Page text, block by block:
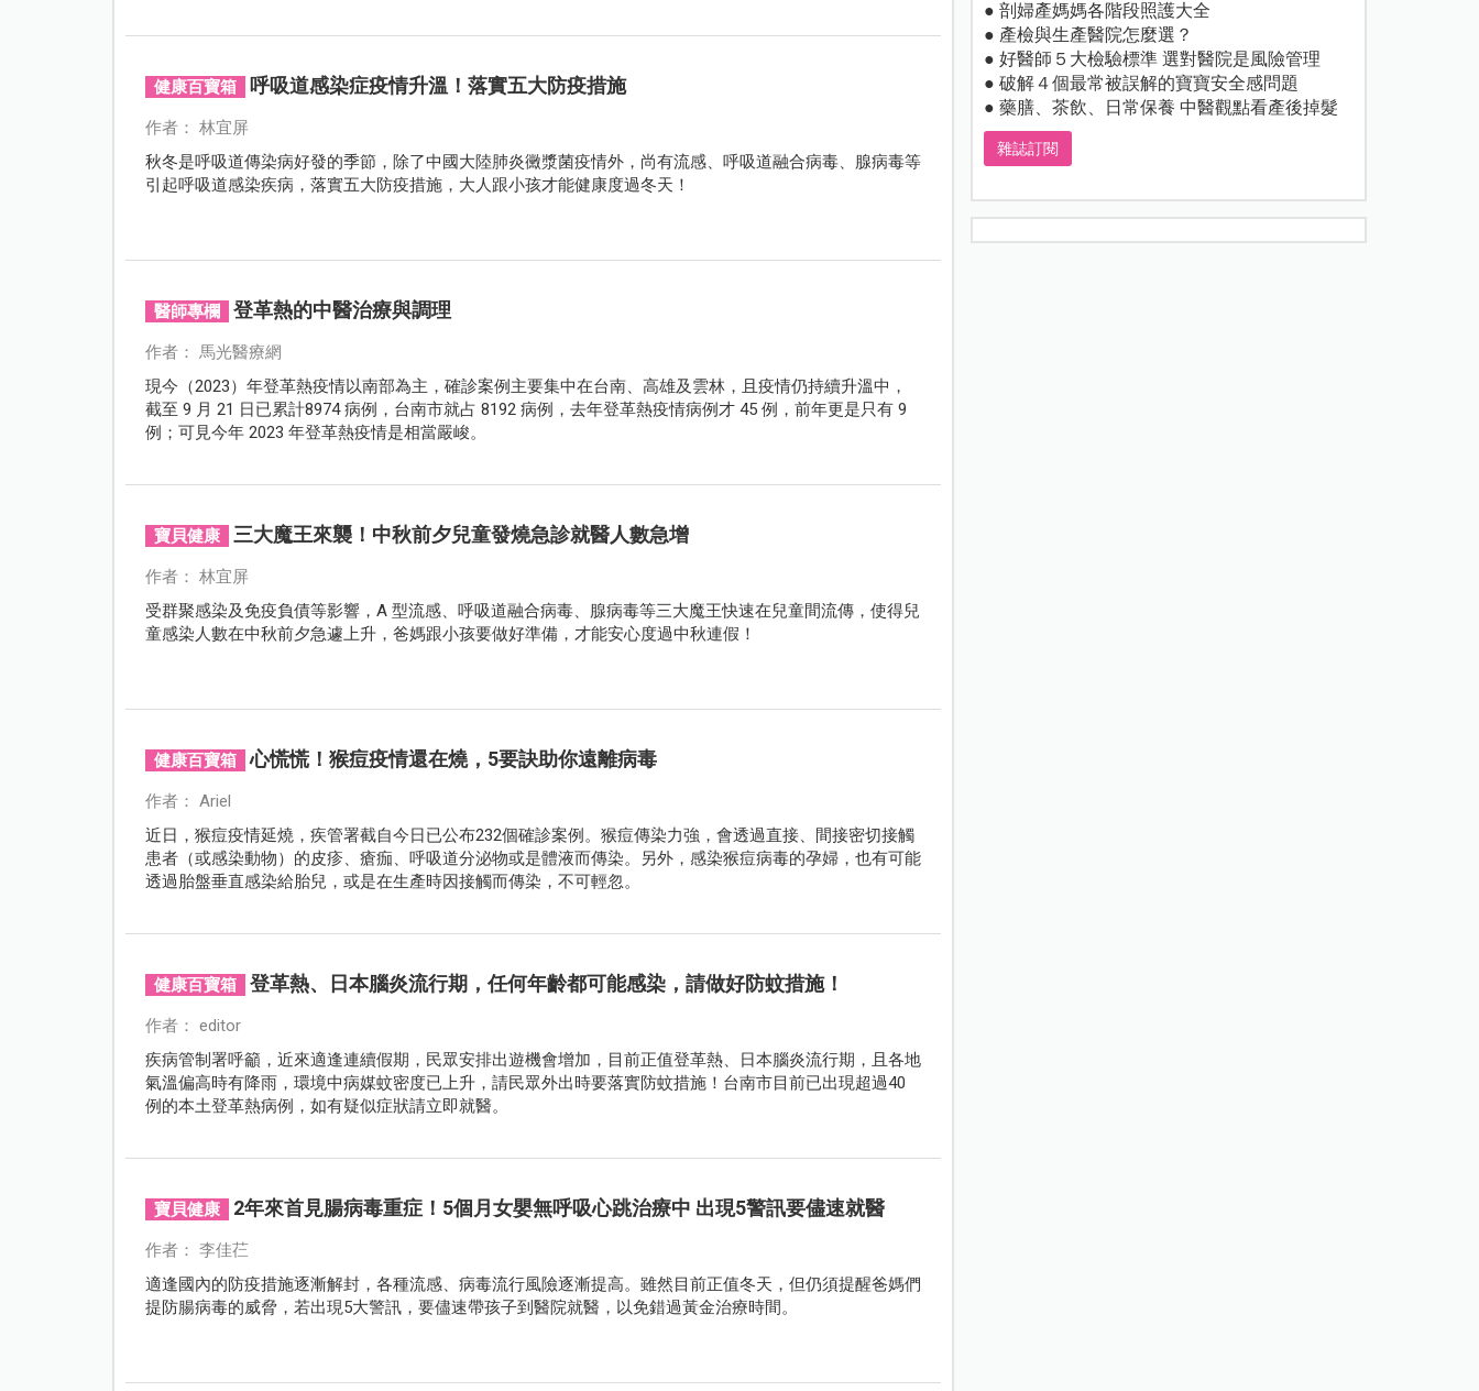
健康百寶箱 呼吸道感染症疫情升溫！落實五大防疫措施
作者： 林宜屏
秋冬是呼吸道傳染病好發的季節，除了中國大陸肺炎黴漿菌疫情外，尚有流感、呼吸道融合病毒、腺病毒等
引起呼吸道感染疾病，落實五大防疫措施，大人跟小孩才能健康度過冬天！
醫師專欄 登革熱的中醫治療與調理
作者： 馬光醫療網
現今（2023）年登革熱疫情以南部為主，確診案例主要集中在台南、高雄及雲林，且疫情仍持續升溫中，
截至 9 月 21 日已累計8974 病例，台南市就占 8192 病例，去年登革熱疫情病例才 45 例，前年更是只有 9
例；可見今年 2023 年登革熱疫情是相當嚴峻。
寶貝健康 三大魔王來襲！中秋前夕兒童發燒急診就醫人數急增
作者： 林宜屏
受群聚感染及免疫負債等影響，A 型流感、呼吸道融合病毒、腺病毒等三大魔王快速在兒童間流傳，使得兒
童感染人數在中秋前夕急遽上升，爸媽跟小孩要做好準備，才能安心度過中秋連假！
健康百寶箱 心慌慌！猴痘疫情還在燒，5要訣助你遠離病毒
作者： Ariel
近日，猴痘疫情延燒，疾管署截自今日已公布232個確診案例。猴痘傳染力強，會透過直接、間接密切接觸
患者（或感染動物）的皮疹、瘡痂、呼吸道分泌物或是體液而傳染。另外，感染猴痘病毒的孕婦，也有可能
透過胎盤垂直感染給胎兒，或是在生產時因接觸而傳染，不可輕忽。
健康百寶箱 登革熱、日本腦炎流行期，任何年齡都可能感染，請做好防蚊措施！
作者： editor
疾病管制署呼籲，近來適逢連續假期，民眾安排出遊機會增加，目前正值登革熱、日本腦炎流行期，且各地
氣溫偏高時有降雨，環境中病媒蚊密度已上升，請民眾外出時要落實防蚊措施！台南市目前已出現超過40
例的本土登革熱病例，如有疑似症狀請立即就醫。
寶貝健康 2年來首見腸病毒重症！5個月女嬰無呼吸心跳治療中 出現5警訊要儘速就醫
作者： 李佳芢
適逢國內的防疫措施逐漸解封，各種流感、病毒流行風險逐漸提高。雖然目前正值冬天，但仍須提醒爸媽們
提防腸病毒的威脅，若出現5大警訊，要儘速帶孩子到醫院就醫，以免錯過黃金治療時間。
● 剖婦產媽媽各階段照護大全
● 產檢與生產醫院怎麼選？
● 好醫師５大檢驗標準 選對醫院是風險管理
● 破解４個最常被誤解的寶寶安全感問題
● 藥膳、茶飲、日常保養 中醫觀點看產後掉髮
雜誌訂閱